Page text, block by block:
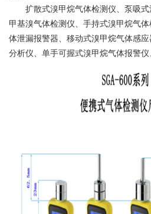
扩散式溴甲烷气体检测仪、泵吸式
甲基溴气体检测仪、手持式溴甲烷气
体泄漏报警器、移动式溴甲烷气体感
分析仪、单手可握式溴甲烷气体报警